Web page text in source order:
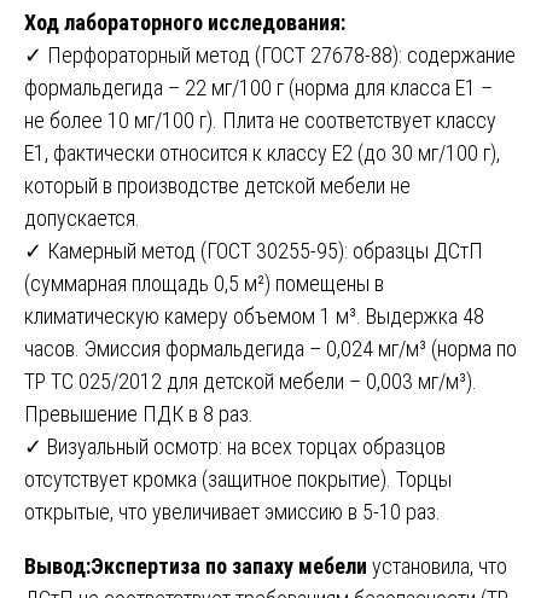
Ход лабораторного исследования:
✓ Перфораторный метод (ГОСТ 27678-88): содержание
формальдегида – 22 мг/100 г (норма для класса E1 –
не более 10 мг/100 г). Плита не соответствует классу
E1, фактически относится к классу E2 (до 30 мг/100 г),
который в производстве детской мебели не
допускается.
✓ Камерный метод (ГОСТ 30255-95): образцы ДСтП
(суммарная площадь 0,5 м²) помещены в
климатическую камеру объемом 1 м³. Выдержка 48
часов. Эмиссия формальдегида – 0,024 мг/м³ (норма по
ТР ТС 025/2012 для детской мебели – 0,003 мг/м³).
Превышение ПДК в 8 раз.
✓ Визуальный осмотр: на всех торцах образцов
отсутствует кромка (защитное покрытие). Торцы
открытые, что увеличивает эмиссию в 5-10 раз.
Вывод:Экспертиза по запаху мебели установила, что